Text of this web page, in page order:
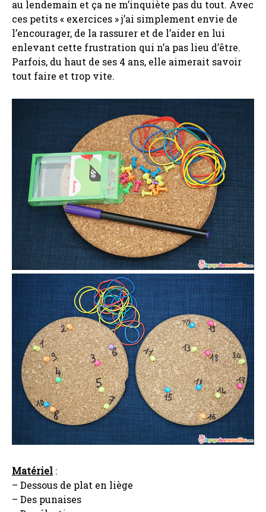
au lendemain et ça ne m’inquiète pas du tout. Avec
ces petits « exercices » j’ai simplement envie de
l’encourager, de la rassurer et de l’aider en lui
enlevant cette frustration qui n’a pas lieu d’être.
Parfois, du haut de ses 4 ans, elle aimerait savoir
tout faire et trop vite.
Matériel :
– Dessous de plat en liège
– Des punaises